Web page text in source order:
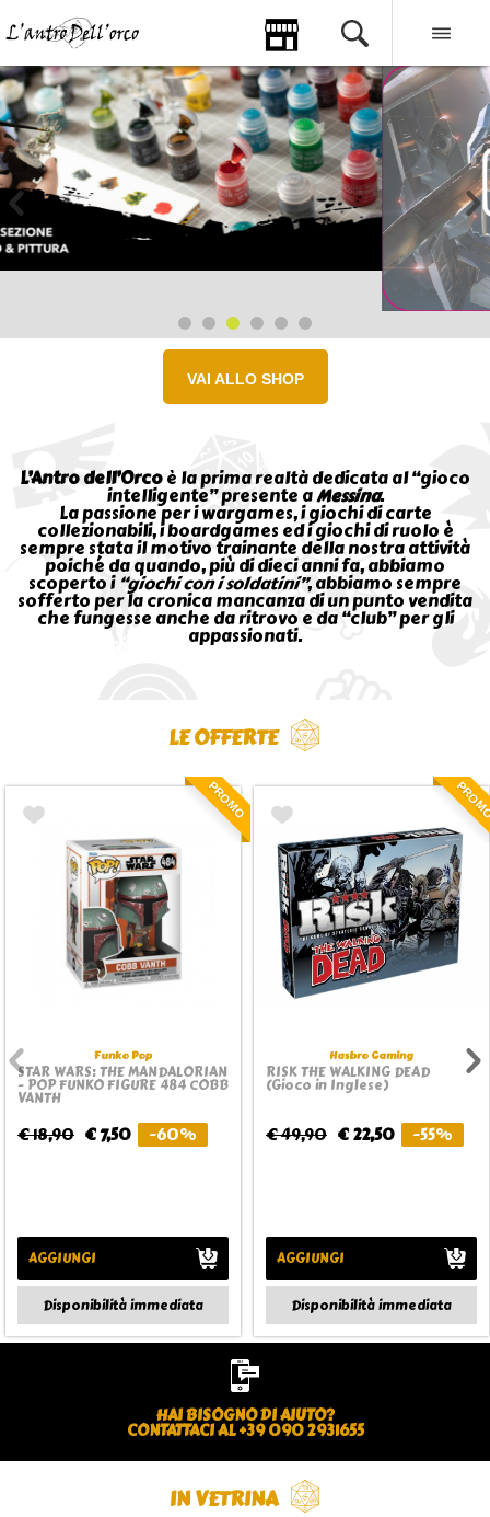
VAI ALLO SHOP
L’Antro dell’Orcoè la prima realtà dedicata al “gioco
intelligente” presente aMessina.
La passione per i wargames, i giochi di carte
collezionabili, i boardgames ed i giochi di ruolo è
sempre stata il motivo trainante della nostra attività
poiché da quando, più di dieci anni fa, abbiamo
scoperto i “giochi con i soldatini”, abbiamo sempre
sofferto per la cronica mancanza di un punto vendita
che fungesse anche da ritrovo e da “club” per gli
appassionati.
LE OFFERTE
PROMO
Funko Pop
STAR WARS: THE MANDALORIAN
- POP FUNKO FIGURE 484 COBB
VANTH
€ 18,90 € 7,50 -60%
AGGIUNGI
Disponibilità immediata
Hasbro Gaming
RISK THE WALKING DEAD
(Gioco in Inglese)
€ 49,90 € 22,50 -55%
AGGIUNGI
Disponibilità immediata
HAI BISOGNO DI AIUTO?
CONTATTACI AL +39 090 2931655
IN VETRINA